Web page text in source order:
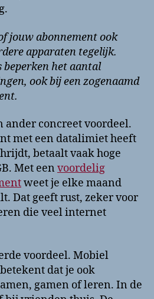
jouw abonnement ook
apparaten tegelijk.
beperken het aantal
ook bij een zogenaamd
ander concreet voordeel.
met een datalimiet heeft
betaalt vaak hoge
Met een voordelig
weet je elke maand
Dat geeft rust, zeker voor
die veel internet
voordeel. Mobiel
dat je ook
gamen of leren. In de